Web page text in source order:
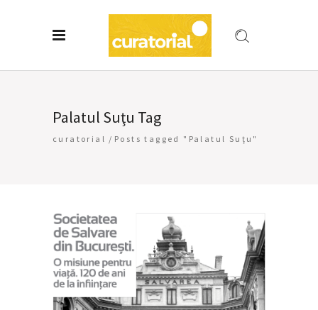
Palatul Suţu Tag
curatorial / Posts tagged "Palatul Suţu"